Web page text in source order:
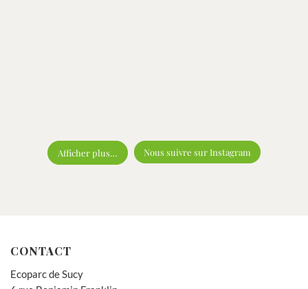
Afficher plus… Nous suivre sur Instagram
CONTACT
Ecoparc de Sucy